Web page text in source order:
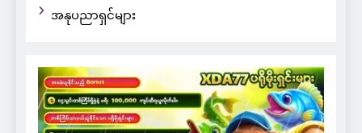
အနုပညာရှင်များ